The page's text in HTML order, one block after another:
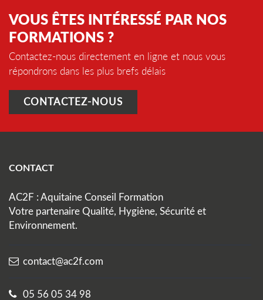
VOUS ÊTES INTÉRESSÉ PAR NOS
FORMATIONS ?
Contactez-nous directement en ligne et nous vous
répondrons dans les plus brefs délais
CONTACTEZ-NOUS
CONTACT
AC2F : Aquitaine Conseil Formation
Votre partenaire Qualité, Hygiène, Sécurité et
Environnement.
contact@ac2f.com
05 56 05 34 98